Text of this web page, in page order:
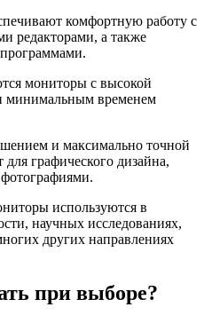
комфортную работу с
редакторами, а также
мониторы с высокой
минимальным временем
и максимально точной
для графического дизайна,
используются в
научных исследованиях,
других направлениях
при выборе?